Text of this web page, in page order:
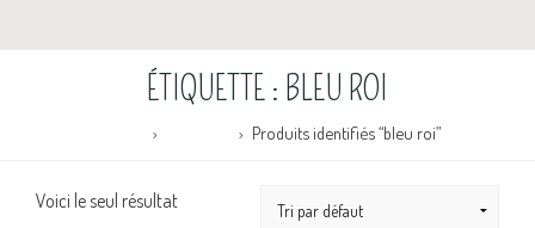
ÉTIQUETTE : BLEU ROI
Produits identifiés “bleu roi”
Voici le seul résultat